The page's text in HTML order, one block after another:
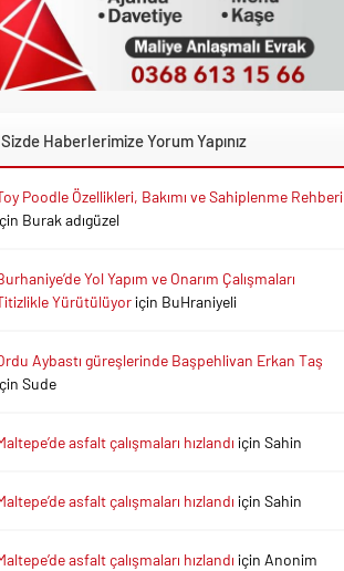
Sizde Haberlerimize Yorum Yapınız
Poodle Özellikleri, Bakımı ve Sahiplenme Rehberi
Burak adıgüzel
Yol Yapım ve Onarım Çalışmaları
Yürütülüyoriçin BuHraniyeli
Aybastı güreşlerinde Başpehlivan Erkan Taş
Sude
asfalt çalışmaları hızlandı içinSahin
asfalt çalışmaları hızlandı içinSahin
asfalt çalışmaları hızlandı için Anonim